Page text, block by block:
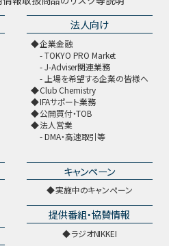
法人向け
企業金融
TOKYO PRO Market
J-Adviser関連業務
上場を希望する企業の皆様へ
Club Chemistry
IFAサポート業務
公開買付・TOB
法人営業
DMA・高速取引等
キャンペーン
実施中のキャンペーン
提供番組・協賛情報
ラジオNIKKEI